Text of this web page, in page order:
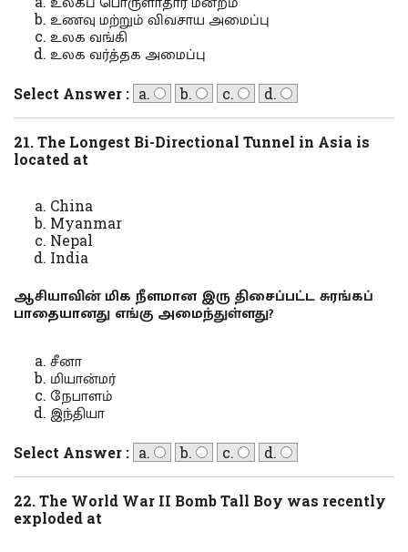
உணவு மற்றும் விவசாய அமைப்பு
உலக வங்கி
உலக வர்த்தக அமைப்பு
Select Answer : a. b. c. d.
21. The Longest Bi-Directional Tunnel in Asia is
located at
China
Myanmar
Nepal
India
ஆசியாவின் மிக நீளமான இரு திசைப்பட்ட சுரங்கப்
பாதையானது எங்கு அமைந்துள்ளது?
சீனா
மியான்மர்
நேபாளம்
இந்தியா
Select Answer : a. b. c. d.
22. The World War II Bomb Tall Boy was recently
exploded at